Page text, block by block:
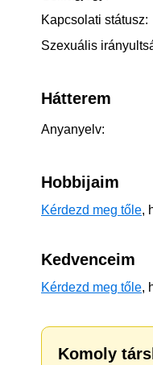
Kapcsolati státusz:
Szexuális
Hátterem
Anyanyelv:
Hobbijaim
Kérdezd meg tőle,
Kedvenceim
Kérdezd meg tőle,
Komoly